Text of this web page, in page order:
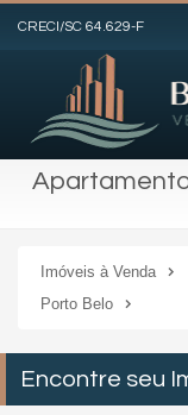
CRECI/SC 64.629-F
Imóveis à Venda
Porto Belo
Encontre seu